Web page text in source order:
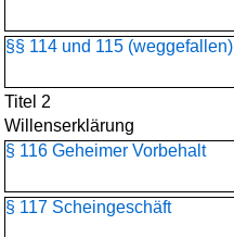
§§ 114 und 115 (weggefallen)
Titel 2
Willenserklärung
§ 116 Geheimer Vorbehalt
§ 117 Scheingeschäft